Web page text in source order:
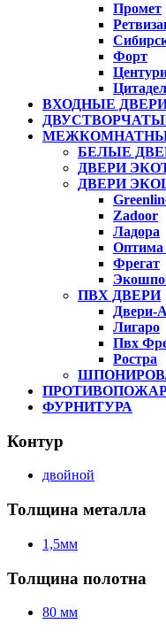
Промет
Форт
ВХОДНЫЕ
БЕЛЫЕ
ДВЕРИ
ДВЕРИ
Zadoor
Ладора
Оптима
Фрегат
ПВХ ДВЕРИ
Двери-А
Лигаро
Пвх
Ростра
ФУРНИТУРА
Контур
двойной
Толщина металла
1,5мм
Толщина полотна
80 мм